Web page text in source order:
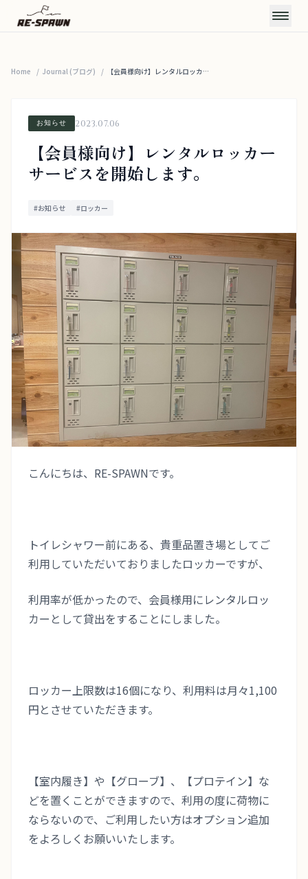
CONCEPT
SERVICE & PRICE
サービス・料金
TRAINERS
トレーナー
VOICE
FAQ
よくある質問
JOURNAL
お知らせ・ブログ
ACCESS
アクセス
TERMS
会員規約
TRIAL LESSON
無料体験のご予約
Home / Journal (ブログ) / 【会員様向け】レンタルロッカー...
お知らせ 2023.07.06
【会員様向け】レンタルロッカー
サービスを開始します。
#お知らせ #ロッカー
こんにちは、RE-SPAWNです。
トイレシャワー前にある、貴重品置き場としてご
利用していただいておりましたロッカーですが、
利用率が低かったので、会員様用にレンタルロッ
カーとして貸出をすることにしました。
ロッカー上限数は16個になり、利用料は月々1,100
円とさせていただきます。
【室内履き】や【グローブ】、【プロテイン】な
どを置くことができますので、利用の度に荷物に
ならないので、ご利用したい方はオプション追加
をよろしくお願いいたします。